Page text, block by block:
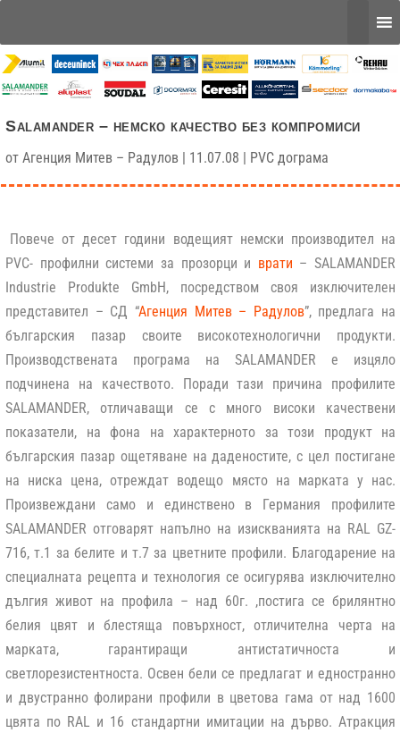
Salamander – немско качество без компромиси
от Агенция Митев – Радулов | 11.07.08 | PVC дограма
Повече от десет години водещият немски производител на
PVC- профилни системи за прозорци и врати – SALAMANDER
Industrie Produkte GmbH, посредством своя изключителен
представител – СД “Агенция Митев – Радулов”, предлага на
българския пазар своите високотехнологични продукти.
Производствената програма на SALAMANDER е изцяло
подчинена на качеството. Поради тази причина профилите
SALAMANDER, отличаващи се с много високи качествени
показатели, на фона на характерното за този продукт на
българския пазар ощетяване на даденостите, с цел постигане
на ниска цена, отреждат водещо място на марката у нас.
Произвеждани само и единствено в Германия профилите
SALAMANDER отговарят напълно на изискванията на RAL GZ-
716, т.1 за белите и т.7 за цветните профили. Благодарение на
специалната рецепта и технология се осигурява изключително
дългия живот на профила – над 60г. ,постига се брилянтно
белия цвят и блестяща повърхност, отличителна черта на
марката, гарантиращи антистатичноста и
светлорезистентноста. Освен бели се предлагат и едностранно
и двустранно фолирани профили в цветова гама от над 1600
цвята по RAL и 16 стандартни имитации на дърво. Атракция